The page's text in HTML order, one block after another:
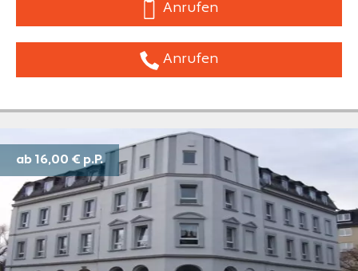
Anrufen
Anrufen
ab 16,00 € p.P.